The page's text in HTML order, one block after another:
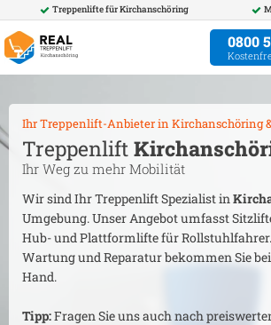
Treppenlifte fürKirchanschöring
0800
Ihr Treppenlift-Anbieter in Kirchanschöring
Treppenlift
Ihr Weg zu mehr Mobilität
Wir sind Ihr Treppenlift Spezialist in
Umgebung. Unser Angebot umfasst
Hub- und Plattformlifte für
Wartung und Reparatur bekommen Sie
Hand.
Tipp:Fragen Sie uns auch nach